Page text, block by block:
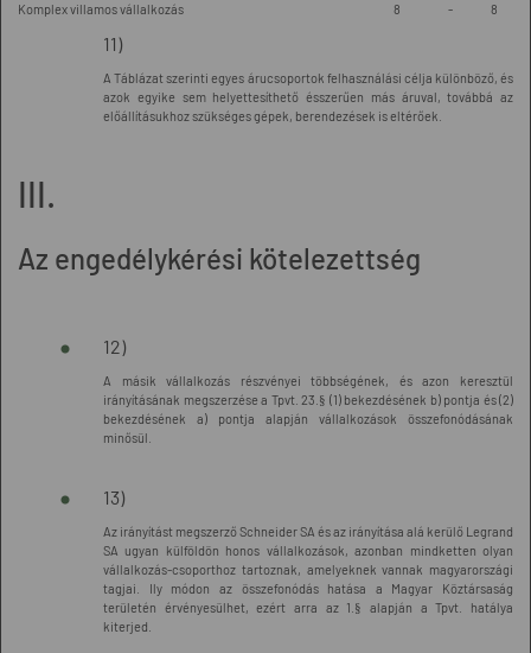
Komplex villamos vállalkozás 8 - 8
11)
A Táblázat szerinti egyes árucsoportok felhasználási célja különböző, és
azok egyike sem helyettesíthető ésszerűen más áruval, továbbá az
előállításukhoz szükséges gépek, berendezések is eltérőek.
III.
Az engedélykérési kötelezettség
12)
A másik vállalkozás részvényei többségének, és azon keresztül
irányításának megszerzése a Tpvt. 23.§ (1) bekezdésének b) pontja és (2)
bekezdésének a) pontja alapján vállalkozások összefonódásának
minősül.
13)
Az irányítást megszerző Schneider SA és az irányítása alá kerülő Legrand
SA ugyan külföldön honos vállalkozások, azonban mindketten olyan
vállalkozás-csoporthoz tartoznak, amelyeknek vannak magyarországi
tagjai. Ily módon az összefonódás hatása a Magyar Köztársaság
területén érvényesülhet, ezért arra az 1.§ alapján a Tpvt. hatálya
kiterjed.